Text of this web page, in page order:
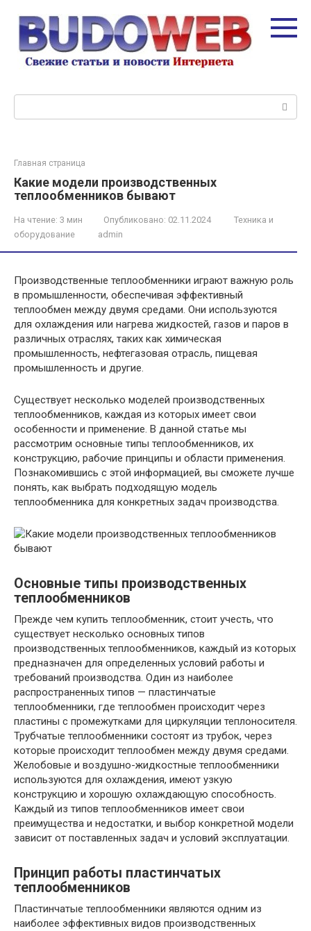
контенту
Главная страница
Какие модели производственных
теплообменников бывают
На чтение: 3 мин Опубликовано: 02.11.2024
Техника и
оборудование
admin
Производственные теплообменники играют важную роль
в промышленности, обеспечивая эффективный
теплообмен между двумя средами. Они используются
для охлаждения или нагрева жидкостей, газов и паров в
различных отраслях, таких как химическая
промышленность, нефтегазовая отрасль, пищевая
промышленность и другие.
Существует несколько моделей производственных
теплообменников, каждая из которых имеет свои
особенности и применение. В данной статье мы
рассмотрим основные типы теплообменников, их
конструкцию, рабочие принципы и области применения.
Познакомившись с этой информацией, вы сможете лучше
понять, как выбрать подходящую модель
теплообменника для конкретных задач производства.
Основные типы производственных
теплообменников
Прежде чем купить теплообменник, стоит учесть, что
существует несколько основных типов
производственных теплообменников, каждый из которых
предназначен для определенных условий работы и
требований производства. Один из наиболее
распространенных типов — пластинчатые
теплообменники, где теплообмен происходит через
пластины с промежутками для циркуляции теплоносителя.
Трубчатые теплообменники состоят из трубок, через
которые происходит теплообмен между двумя средами.
Желобовые и воздушно-жидкостные теплообменники
используются для охлаждения, имеют узкую
конструкцию и хорошую охлаждающую способность.
Каждый из типов теплообменников имеет свои
преимущества и недостатки, и выбор конкретной модели
зависит от поставленных задач и условий эксплуатации.
Принцип работы пластинчатых
теплообменников
Пластинчатые теплообменники являются одним из
наиболее эффективных видов производственных